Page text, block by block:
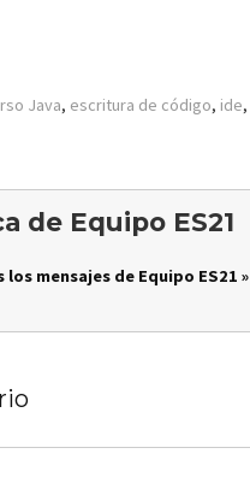
Java, escritura de código, ide,
de Equipo ES21
mensajes de Equipo ES21 »